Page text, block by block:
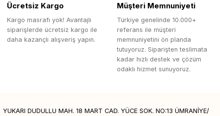
Ücretsiz Kargo
Kargo masrafı yok! Avantajlı
siparişlerde ücretsiz kargo ile
daha kazançlı alışveriş yapın.
Müşteri Memnuniyeti
Türkiye genelinde 10.000+
referans ile müşteri
memnuniyetini ön planda
tutuyoruz. Siparişten teslimata
kadar hızlı destek ve çözüm
odaklı hizmet sunuyoruz.
YUKARI DUDULLU MAH. 18 MART CAD. YÜCE SOK. NO:13 ÜMRANİYE/